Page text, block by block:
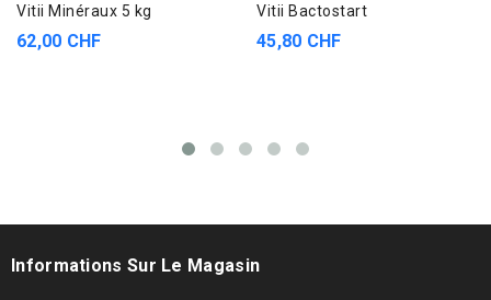
Vitii Minéraux 5 kg
62,00 CHF
Vitii Bactostart
45,80 CHF
Informations Sur Le Magasin